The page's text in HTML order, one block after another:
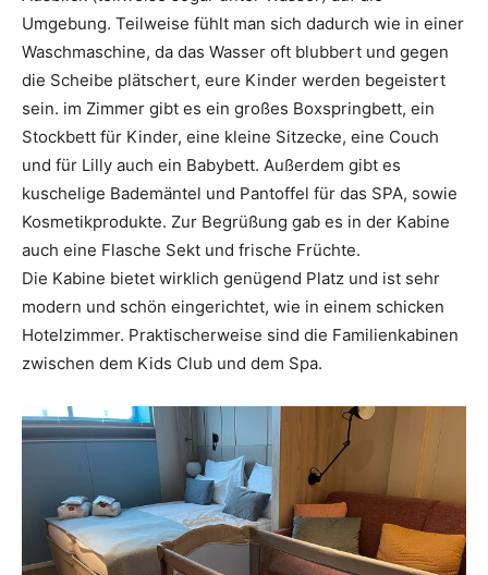
Umgebung. Teilweise fühlt man sich dadurch wie in einer
Waschmaschine, da das Wasser oft blubbert und gegen
die Scheibe plätschert, eure Kinder werden begeistert
sein. im Zimmer gibt es ein großes Boxspringbett, ein
Stockbett für Kinder, eine kleine Sitzecke, eine Couch
und für Lilly auch ein Babybett. Außerdem gibt es
kuschelige Bademäntel und Pantoffel für das SPA, sowie
Kosmetikprodukte. Zur Begrüßung gab es in der Kabine
auch eine Flasche Sekt und frische Früchte.
Die Kabine bietet wirklich genügend Platz und ist sehr
modern und schön eingerichtet, wie in einem schicken
Hotelzimmer. Praktischerweise sind die Familienkabinen
zwischen dem Kids Club und dem Spa.